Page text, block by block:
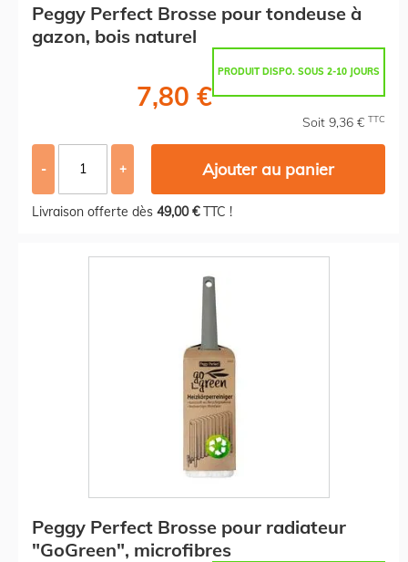
Peggy Perfect Brosse pour tondeuse à
gazon, bois naturel
PRODUIT DISPO. SOUS 2-10 JOURS
7,80 €
Soit 9,36 € TTC
- + Ajouter au panier
Livraison offerte dès 49,00 €TTC !
Peggy Perfect Brosse pour radiateur
"GoGreen", microfibres